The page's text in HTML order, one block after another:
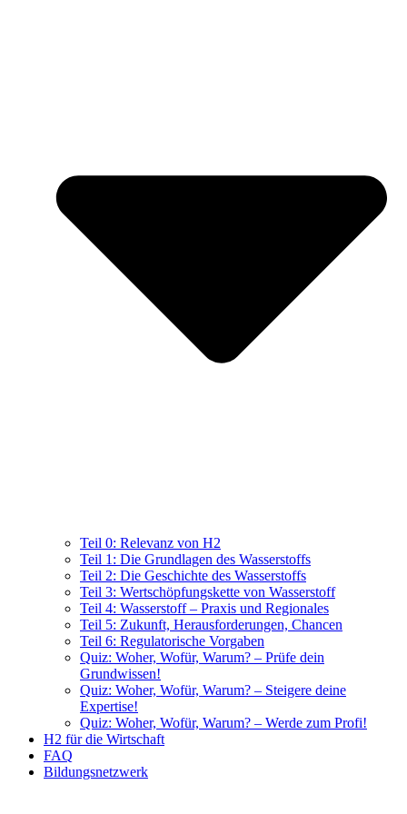
Teil 0: Relevanz von H2
Teil 1: Die Grundlagen des Wasserstoffs
Teil 2: Die Geschichte des Wasserstoffs
Teil 3: Wertschöpfungskette von Wasserstoff
Teil 4: Wasserstoff – Praxis und Regionales
Teil 5: Zukunft, Herausforderungen, Chancen
Teil 6: Regulatorische Vorgaben
Quiz: Woher, Wofür, Warum? – Prüfe dein
Grundwissen!
Quiz: Woher, Wofür, Warum? – Steigere deine
Expertise!
Quiz: Woher, Wofür, Warum? – Werde zum Profi!
H2 für die Wirtschaft
FAQ
Bildungsnetzwerk